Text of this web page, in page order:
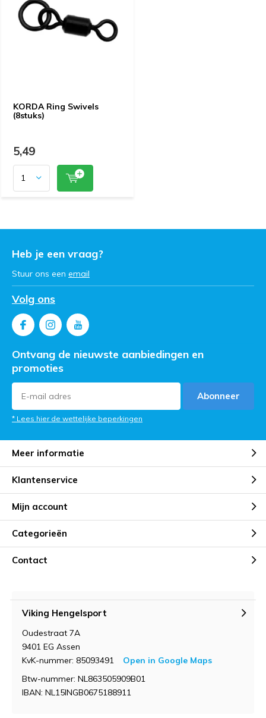
KORDA Ring Swivels
(8stuks)
5,49
Heb je een vraag?
Stuur ons een email
Volg ons
Ontvang de nieuwste aanbiedingen en
promoties
Abonneer
* Lees hier de wettelijke beperkingen
Meer informatie
Klantenservice
Mijn account
Categorieën
Contact
Viking Hengelsport
Oudestraat 7A
9401 EG Assen
KvK-nummer: 85093491
Open in Google Maps
Btw-nummer: NL863505909B01
IBAN: NL15INGB0675188911